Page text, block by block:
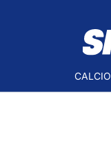
CALCIO